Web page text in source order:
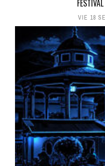
VIE 18